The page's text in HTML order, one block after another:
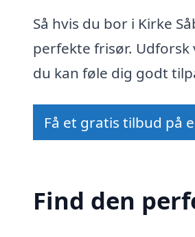
Så hvis du bor i Kirke
perfekte frisør.
du kan føle dig godt
Få et gratis tilbud på
Find den